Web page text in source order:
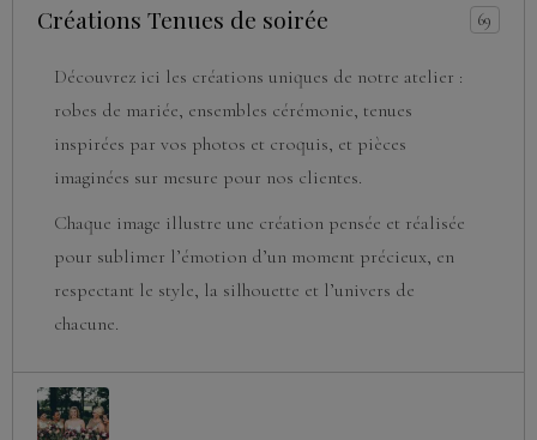
Créations Tenues de soirée 69
Découvrez ici les créations uniques de notre atelier :
robes de mariée, ensembles cérémonie, tenues
inspirées par vos photos et croquis, et pièces
imaginées sur mesure pour nos clientes.
Chaque image illustre une création pensée et réalisée
pour sublimer l’émotion d’un moment précieux, en
respectant le style, la silhouette et l’univers de
chacune.